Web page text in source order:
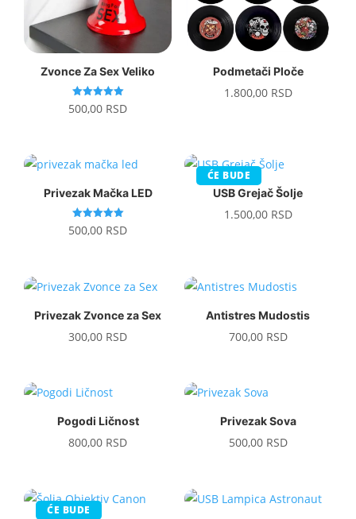
Zvonce Za Sex Veliko
Ocenjeno
sa
500,00 RSD
Podmetači Ploče
1.800,00 RSD
Privezak Mačka LED
Ocenjeno
sa
500,00 RSD
ĆE BUDE
USB Grejač Šolje
1.500,00 RSD
Privezak Zvonce za Sex
300,00 RSD
Antistres Mudostis
700,00 RSD
Pogodi Ličnost
800,00 RSD
Privezak Sova
500,00 RSD
ĆE BUDE